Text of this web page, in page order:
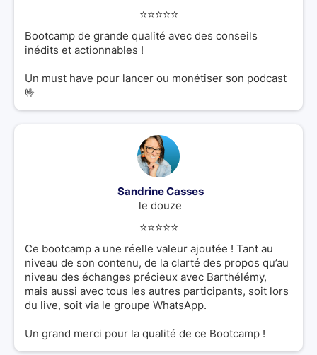
⭐️⭐️⭐️⭐️⭐️
Bootcamp de grande qualité avec des conseils
inédits et actionnables !
Un must have pour lancer ou monétiser son podcast
🤟
Sandrine Casses
le douze
⭐️⭐️⭐️⭐️⭐️
Ce bootcamp a une réelle valeur ajoutée ! Tant au
niveau de son contenu, de la clarté des propos qu’au
niveau des échanges précieux avec Barthélémy,
mais aussi avec tous les autres participants, soit lors
du live, soit via le groupe WhatsApp.
Un grand merci pour la qualité de ce Bootcamp !